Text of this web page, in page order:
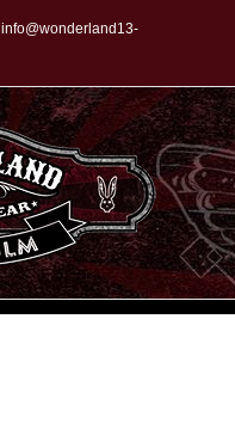
info@wonderland13-